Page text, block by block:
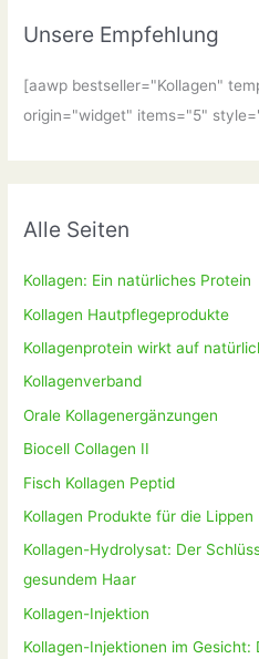
Unsere Empfehlung
[aawp bestseller="Kollagen"
origin="widget" items="5"
Alle Seiten
Kollagen: Ein natürliches Protein
Kollagen Hautpflegeprodukte
Kollagenprotein wirkt auf
Kollagenverband
Orale Kollagenergänzungen
Biocell Collagen II
Fisch Kollagen Peptid
Kollagen Produkte für die Lippen
Kollagen-Hydrolysat: Der
gesundem Haar
Kollagen-Injektion
Kollagen-Injektionen im